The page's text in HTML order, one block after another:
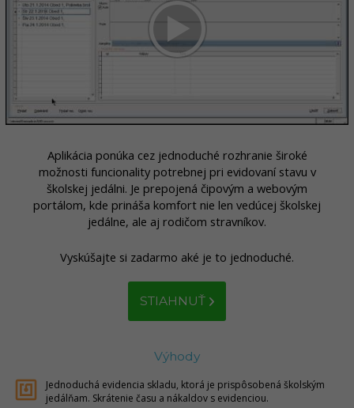
Aplikácia ponúka cez jednoduché rozhranie široké
možnosti funcionality potrebnej pri evidovaní stavu v
školskej jedálni. Je prepojená čipovým a webovým
portálom, kde prináša komfort nie len vedúcej školskej
jedálne, ale aj rodičom stravníkov.
Vyskúšajte si zadarmo aké je to jednoduché.
STIAHNUŤ
Výhody
nfc
Jednoduchá evidencia skladu, ktorá je prispôsobená školským
jedálňam. Skrátenie času a nákaldov s evidenciou.